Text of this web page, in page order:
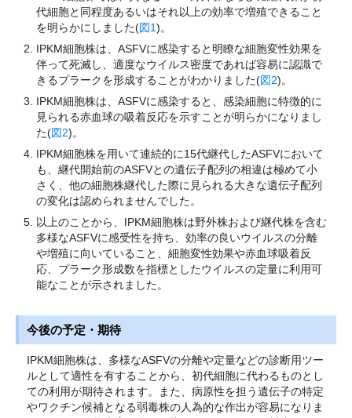
代細胞と同程度あるいはそれ以上の効率で増殖できること
を明らかにしました(図1)。
IPKM細胞株は、ASFVに感染すると明瞭な細胞変性効果を
伴って死滅し、適度なウイルス密度であれば容易に認識で
きるプラークを形成することがわかりました(図2)。
IPKM細胞株は、ASFVに感染すると、感染細胞に特徴的に
見られる赤血球の吸着反応を示すことが明らかになりまし
た(図2)。
IPKM細胞株を用いて連続的に15代継代したASFVにおいて
も、継代開始前のASFVとの遺伝子配列の相違は極めて小
さく、他の細胞株継代した際に見られる大きな遺伝子配列
の変化は認められませんでした。
以上のことから、IPKM細胞株は野外株および継代株を含む
多様なASFVに感受性を持ち、効率の良いウイルスの分離
や増殖に向いていること、細胞変性効果や赤血球吸着反
応、プラーク形成数を指標としたウイルスの定量に利用可
能なことが示されました。
今後の予定・期待
IPKM細胞株は、多様なASFVの分離や定量などの診断用ツー
ルとして適性を有することから、初代細胞に代わるものとし
ての利用が期待されます。また、病原性を担う遺伝子の特定
やワクチン候補となる弱毒株の人為的な作出が容易になりま